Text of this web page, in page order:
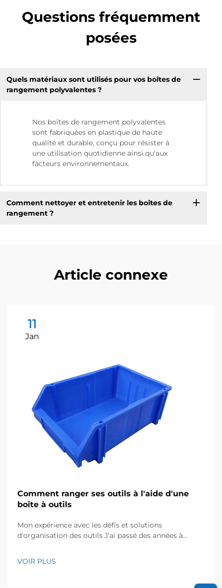
Questions fréquemment
posées
Quels matériaux sont utilisés pour vos boîtes de
rangement polyvalentes ?
Nos boîtes de rangement polyvalentes
sont fabriquées en plastique de haute
qualité et durable, conçu pour résister à
une utilisation quotidienne ainsi qu'aux
facteurs environnementaux.
Comment nettoyer et entretenir les boîtes de
rangement ?
Article connexe
11
Jan
Comment ranger ses outils à l'aide d'une
boîte à outils
Mon expérience avec les défis et solutions
d'organisation des outils J'ai passé des années à
l'impact négatif du désordre causé par les outils mal
VOIR PLUS